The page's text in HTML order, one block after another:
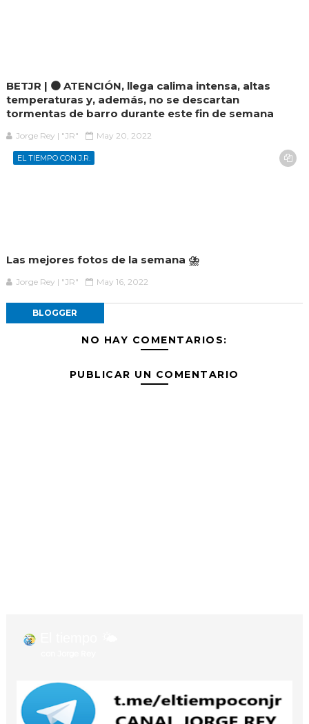
BETJR | 🟠 ATENCIÓN, llega calima intensa, altas
temperaturas y, además, no se descartan
tormentas de barro durante este fin de semana
Jorge Rey | "JR" May 20, 2022
EL TIEMPO CON J.R.
Las mejores fotos de la semana ⛈️
Jorge Rey | "JR" May 16, 2022
BLOGGER
NO HAY COMENTARIOS:
PUBLICAR UN COMENTARIO